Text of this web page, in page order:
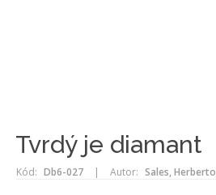
Tvrdý je diamant
Kód: Db6-027 | Autor: Sales, Herberto